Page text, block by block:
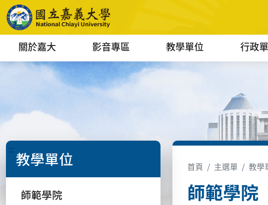
關於嘉大 影音專區 教學單位 行政
::: 教學單位
師範學院
首頁 主選單 教學
師範學院